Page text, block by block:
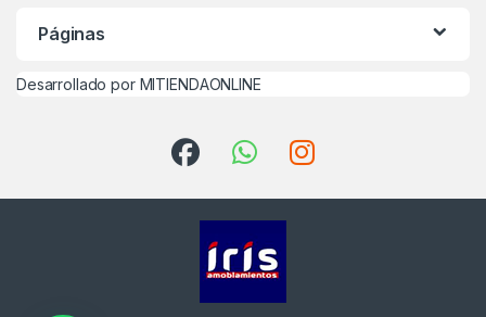
Páginas
Desarrollado por MITIENDAONLINE